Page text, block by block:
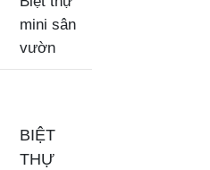
mini sân
vườn
BIỆT
THỰ